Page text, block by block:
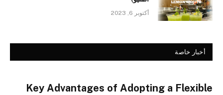
أكتوبر 6, 2023
أخبار خاصة
Key Advantages of Adopting a Flexible